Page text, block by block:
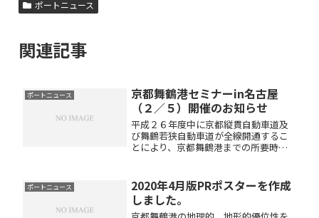
ポートニュース
関連記事
ポートニュース
京都舞鶴港セミナーin名古屋
（２／５）開催のお知らせ
平成２６年度中に京都縦貫自動車道及
び舞鶴若狭自動車道が全線開通するこ
とにより、京都舞鶴港までの所要時間
に中京圏に立地する企業を中心に、京
都舞鶴港が進める日韓国際フェリー航
路...
ポートニュース
2020年4月版PRポスターを作成
しました。